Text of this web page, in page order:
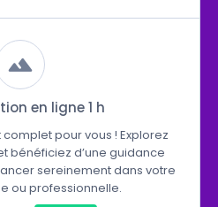
en ligne 1 h
pour vous ! Explorez
bénéficiez d’une guidance
sereinement dans votre
ou professionnelle.